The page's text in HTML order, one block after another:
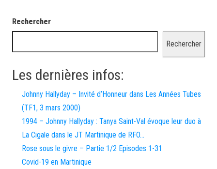
Rechercher
Rechercher
Les dernières infos:
Johnny Hallyday – Invité d’Honneur dans Les Années Tubes
(TF1, 3 mars 2000)
1994 – Johnny Hallyday : Tanya Saint-Val évoque leur duo à
La Cigale dans le JT Martinique de RFO…
Rose sous le givre – Partie 1/2 Episodes 1-31
Covid-19 en Martinique